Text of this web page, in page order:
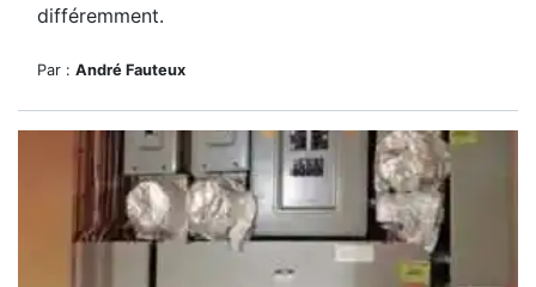
différemment.
Par : André Fauteux